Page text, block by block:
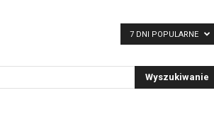
7 DNI POPULARNE